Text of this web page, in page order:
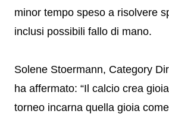
minor tempo speso a risolvere
inclusi possibili fallo di mano.
Solene Stoermann, Category
ha affermato: “Il calcio crea
torneo incarna quella gioia